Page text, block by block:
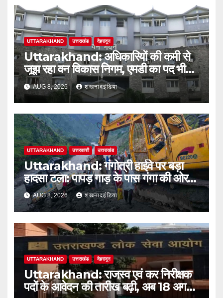
UTTARAKHAND उत्तराखंड देहरादून
Uttarakhand: अधिकारियों की कमी से
जूझ रहा वन विकास निगम, एमडी का पद भी
अतिरिक्त प्रभार के भरोसे
AUG 8, 2026 शंखनादइंडिया
UTTARAKHAND उत्तरकाशी उत्तराखंड
Uttarakhand: गंगोत्री हाईवे पर बड़ा
हादसा टला: पापड़ गाड़ के पास गंगा की ओर
फिसला पिकअप, कांवड़ यात्री सुरक्षित
AUG 8, 2026 शंखनादइंडिया
UTTARAKHAND उत्तराखंड देहरादून
Uttarakhand: राजस्व एवं कर निरीक्षक
पदों के आवेदन की तारीख बढ़ी, अब 18 अगस्त